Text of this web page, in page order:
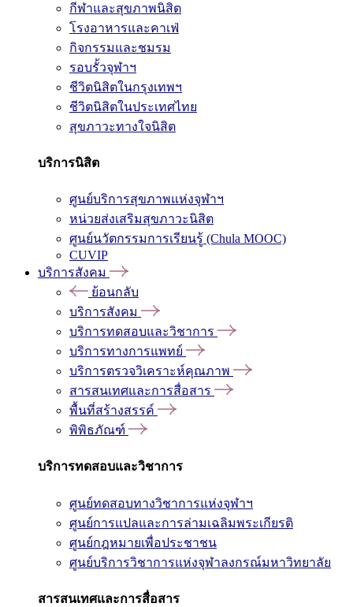
กีฬาและสุขภาพนิสิต
โรงอาหารและคาเฟ่
กิจกรรมและชมรม
รอบรั้วจุฬาฯ
ชีวิตนิสิตในกรุงเทพฯ
ชีวิตนิสิตในประเทศไทย
สุขภาวะทางใจนิสิต
บริการนิสิต
ศูนย์บริการสุขภาพแห่งจุฬาฯ
หน่วยส่งเสริมสุขภาวะนิสิต
ศูนย์นวัตกรรมการเรียนรู้ (Chula MOOC)
CUVIP
บริการสังคม
ย้อนกลับ
บริการสังคม
บริการทดสอบและวิชาการ
บริการทางการแพทย์
บริการตรวจวิเคราะห์คุณภาพ
สารสนเทศและการสื่อสาร
พื้นที่สร้างสรรค์
พิพิธภัณฑ์
บริการทดสอบและวิชาการ
ศูนย์ทดสอบทางวิชาการแห่งจุฬาฯ
ศูนย์การแปลและการล่ามเฉลิมพระเกียรติ
ศูนย์กฎหมายเพื่อประชาชน
ศูนย์บริการวิชาการแห่งจุฬาลงกรณ์มหาวิทยาลัย
สารสนเทศและการสื่อสาร